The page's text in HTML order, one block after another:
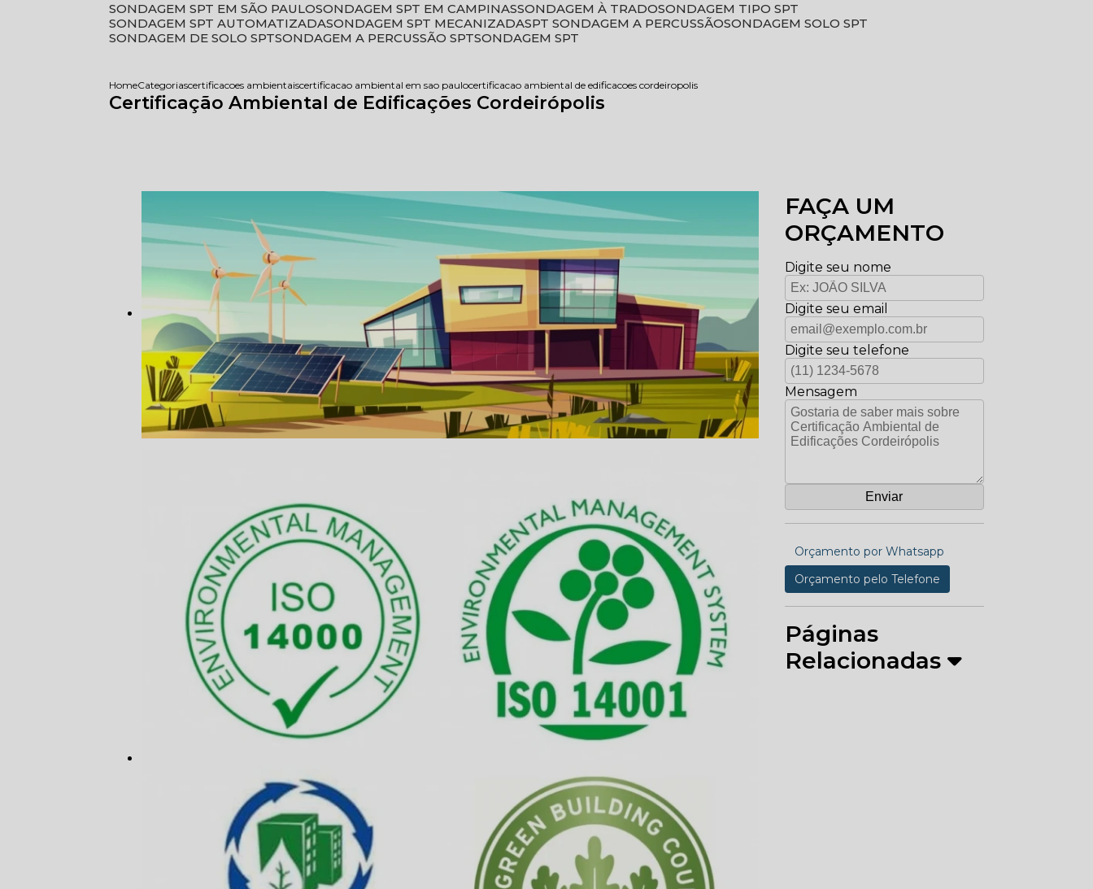
SONDAGEM SPT EM SÃO PAULO SONDAGEM SPT EM CAMPINAS SONDAGEM À TRADO SONDAGEM TIPO SPT
SONDAGEM SPT AUTOMATIZADA SONDAGEM SPT MECANIZADA SPT SONDAGEM A PERCUSSÃO SONDAGEM SOLO SPT
SONDAGEM DE SOLO SPT SONDAGEM A PERCUSSÃO SPT SONDAGEM SPT
HomeCategoriascertificacoes ambientaiscertificacao ambiental em sao paulocertificacao ambiental de edificacoes cordeiropolis
Certificação Ambiental de Edificações Cordeirópolis
FAÇA UM
ORÇAMENTO
Digite seu nome
Digite seu email
Digite seu telefone
Mensagem
Orçamento por Whatsapp
Orçamento pelo Telefone
Páginas
Relacionadas